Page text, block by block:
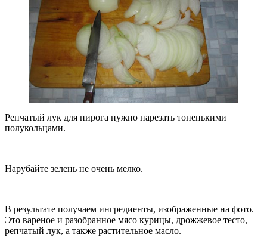
Репчатый лук для пирога нужно нарезать тоненькими
полукольцами.
Нарубайте зелень не очень мелко.
В результате получаем ингредиенты, изображенные на фото.
Это вареное и разобранное мясо курицы, дрожжевое тесто,
репчатый лук, а также растительное масло.